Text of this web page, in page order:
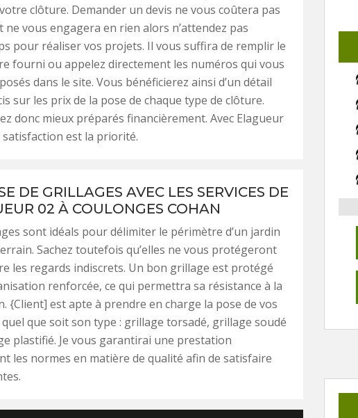
clôture. Demander un devis ne vous coûtera pas
ne vous engagera en rien alors n’attendez pas
pour réaliser vos projets. Il vous suffira de remplir le
fourni ou appelez directement les numéros qui vous
dans le site. Vous bénéficierez ainsi d’un détail
sur les prix de la pose de chaque type de clôture.
donc mieux préparés financièrement. Avec Elagueur
satisfaction est la priorité.
DE GRILLAGES AVEC LES SERVICES DE
02 À COULONGES COHAN
sont idéals pour délimiter le périmètre d’un jardin
Sachez toutefois qu’elles ne vous protégeront
les regards indiscrets. Un bon grillage est protégé
renforcée, ce qui permettra sa résistance à la
{Client] est apte à prendre en charge la pose de vos
que soit son type : grillage torsadé, grillage soudé
plastifié. Je vous garantirai une prestation
les normes en matière de qualité afin de satisfaire